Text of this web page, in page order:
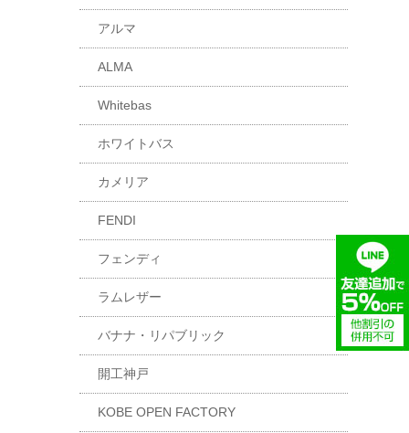
アルマ
ALMA
Whitebas
ホワイトバス
カメリア
FENDI
フェンディ
ラムレザー
バナナ・リパブリック
開工神戸
KOBE OPEN FACTORY